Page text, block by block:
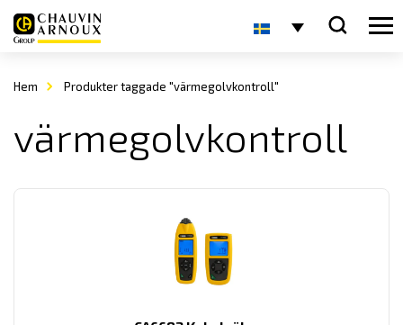
Hem Produkter taggade "värmegolvkontroll"
värmegolvkontroll